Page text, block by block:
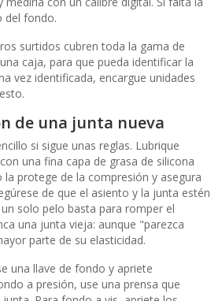
del fondo.
surtidos cubren toda la gama de
caja, para que pueda identificar la
vez identificada, encargue unidades
de una junta nueva
si sigue unas reglas. Lubrique
una fina capa de grasa de silicona
la protege de la compresión y asegura
de que el asiento y la junta estén
solo pelo basta para romper el
una junta vieja: aunque "parezca
parte de su elasticidad.
una llave de fondo y apriete
a presión, use una prensa que